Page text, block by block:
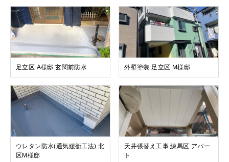
足立区 A様邸 玄関前防水 外壁塗装 足立区 M様邸
ウレタン防水(通気緩衝工法) 北
区M様邸
天井張替え工事 練馬区 アパー
ト